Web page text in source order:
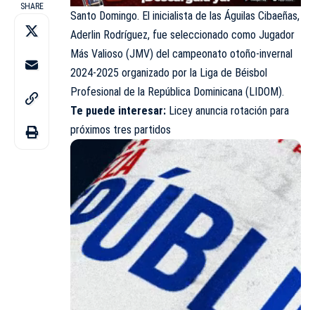
SHARE
Santo Domingo. El inicialista de las Águilas Cibaeñas,
Aderlin Rodríguez, fue seleccionado como Jugador
Más Valioso (JMV) del campeonato otoño-invernal
2024-2025 organizado por la Liga de Béisbol
Profesional de la República Dominicana (LIDOM).
Te puede interesar: Licey anuncia rotación para
próximos tres partidos